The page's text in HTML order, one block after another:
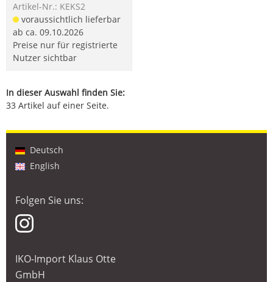
Artikel-Nr.: KEKS2
voraussichtlich lieferbar
ab ca. 09.10.2026
Preise nur für registrierte
Nutzer sichtbar
In dieser Auswahl finden Sie:
33 Artikel auf einer Seite.
Deutsch
English
Folgen Sie uns:
IKO-Import Klaus Otte
GmbH